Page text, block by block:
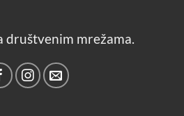
društvenim mrežama.